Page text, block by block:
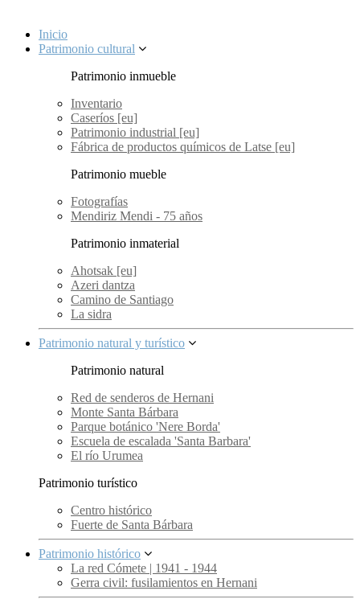
Inicio
Patrimonio cultural
Patrimonio inmueble
Inventario
Caseríos [eu]
Patrimonio industrial [eu]
Fábrica de productos químicos de Latse [eu]
Patrimonio mueble
Fotografías
Mendiriz Mendi - 75 años
Patrimonio inmaterial
Ahotsak [eu]
Azeri dantza
Camino de Santiago
La sidra
Patrimonio natural y turístico
Patrimonio natural
Red de senderos de Hernani
Monte Santa Bárbara
Parque botánico 'Nere Borda'
Escuela de escalada 'Santa Barbara'
El río Urumea
Patrimonio turístico
Centro histórico
Fuerte de Santa Bárbara
Patrimonio histórico
La red Cómete | 1941 - 1944
Gerra civil: fusilamientos en Hernani